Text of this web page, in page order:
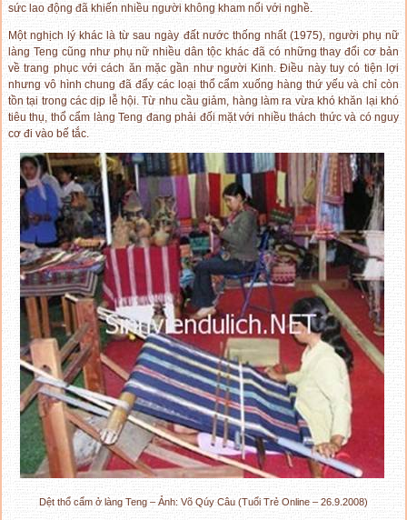
sức lao động đã khiến nhiều người không kham nổi với nghề.
Một nghịch lý khác là từ sau ngày đất nước thống nhất (1975), người phụ nữ
làng Teng cũng như phụ nữ nhiều dân tộc khác đã có những thay đổi cơ bản
về trang phục với cách ăn mặc gần như người Kinh. Điều này tuy có tiện lợi
nhưng vô hình chung đã đẩy các loại thổ cẩm xuống hàng thứ yếu và chỉ còn
tồn tại trong các dịp lễ hội. Từ nhu cầu giảm, hàng làm ra vừa khó khăn lại khó
tiêu thụ, thổ cẩm làng Teng đang phải đối mặt với nhiều thách thức và có nguy
cơ đi vào bế tắc.
Dệt thổ cẩm ở làng Teng – Ảnh: Võ Qúy Câu (Tuổi Trẻ Online – 26.9.2008)